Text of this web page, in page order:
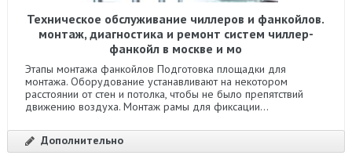
Техническое обслуживание чиллеров и фанкойлов.
монтаж, диагностика и ремонт систем чиллер-
фанкойл в москве и мо
Этапы монтажа фанкойлов Подготовка площадки для
монтажа. Оборудование устанавливают на некотором
расстоянии от стен и потолка, чтобы не было препятствий
движению воздуха. Монтаж рамы для фиксации...
Дополнительно